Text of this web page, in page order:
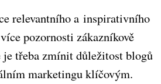
relevantního a inspirativního
pozornosti zákazníkově
je třeba zmínit důležitost blogů
marketingu klíčovým.